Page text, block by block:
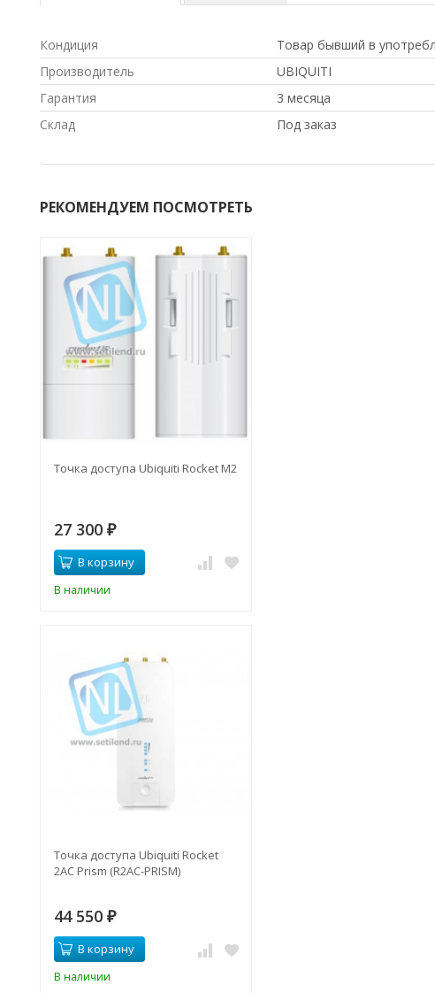
Кондиция
Товар бывший в
Производитель
UBIQUITI
Гарантия
3 месяца
Склад
Под заказ
РЕКОМЕНДУЕМ ПОСМОТРЕТЬ
Точка доступа Ubiquiti Rocket M2
27 300 ₽
В корзину
В наличии
Toчка доступа Ubiquiti Rocket
2AC Prism (R2AC-PRISM)
44 550 ₽
В корзину
В наличии